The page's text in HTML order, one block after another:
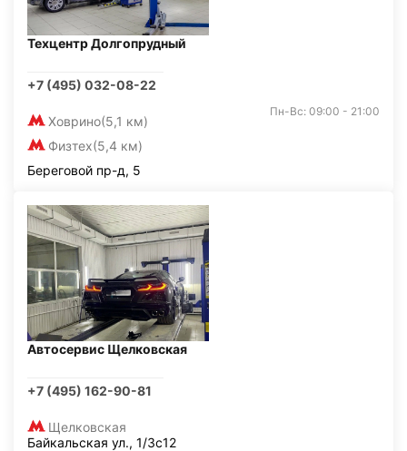
Техцентр Долгопрудный
+7 (495) 032-08-22
Ховрино(5,1 км)
Физтех(5,4 км)
Пн-Вс: 09:00 - 21:00
Береговой пр-д, 5
Автосервис Щелковская
+7 (495) 162-90-81
Щелковская
Байкальская ул., 1/3с12